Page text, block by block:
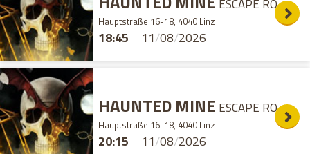
11/08/2026
18:45
ESCAPE ROOM
Hauptstraße 16-18, 4040 Linz
11/08/2026
20:15
HAUNTED MINE ESCAPE ROOM
Hauptstraße 16-18, 4040 Linz